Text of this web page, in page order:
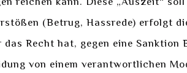
(Betrug, Hassrede) erfolgt
Recht hat, gegen eine
von einem verantwortlichen